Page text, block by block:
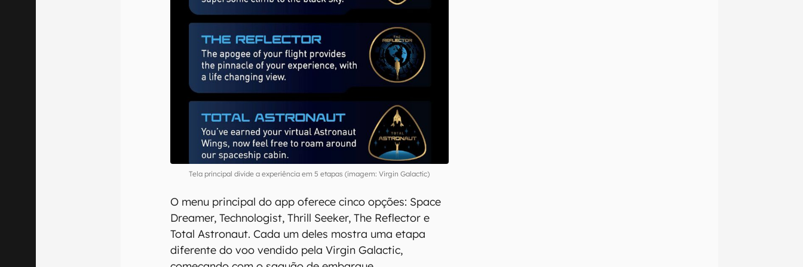
Tela principal divide a experiência em 5 etapas (imagem: Virgin Galactic)
O menu principal do app oferece cinco opções: Space
Dreamer, Technologist, Thrill Seeker, The Reflector e
Total Astronaut. Cada um deles mostra uma etapa
diferente do voo vendido pela Virgin Galactic,